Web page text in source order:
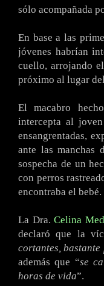
sólo acompañada
En base a las
jóvenes habrían
cuello, arrojando
próximo al lugar
El macabro
intercepta al
ensangrentadas,
ante las manchas
sospecha de un
con perros
encontraba el bebé.
La Dra.Celina
declaró que la
cortantes,
además que “se
horas de vida”.